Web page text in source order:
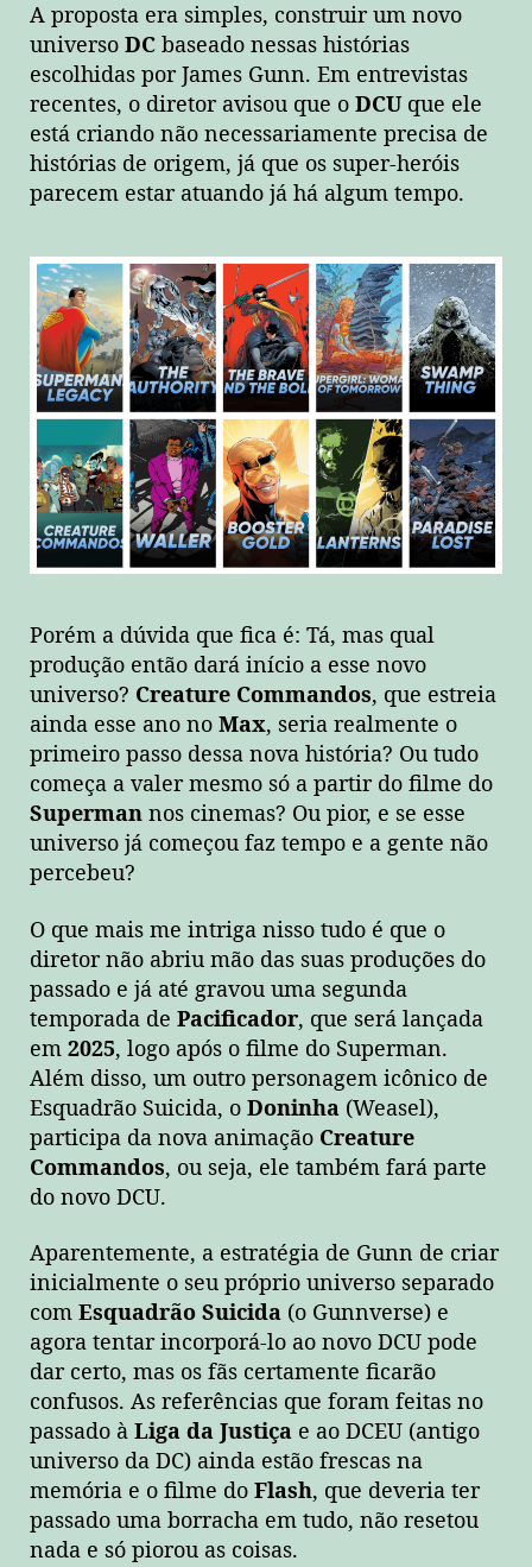
A proposta era simples, construir um novo
universo DC baseado nessas histórias
escolhidas por James Gunn. Em entrevistas
recentes, o diretor avisou que o DCUque ele
está criando não necessariamente precisa de
histórias de origem, já que os super-heróis
parecem estar atuando já há algum tempo.
Porém a dúvida que fica é: Tá, mas qual
produção então dará início a esse novo
universo? Creature Commandos, que estreia
ainda esse ano no Max, seria realmente o
primeiro passo dessa nova história? Ou tudo
começa a valer mesmo só a partir do filme do
Superman nos cinemas? Ou pior, e se esse
universo já começou faz tempo e a gente não
percebeu?
O que mais me intriga nisso tudo é que o
diretor não abriu mão das suas produções do
passado e já até gravou uma segunda
temporada de Pacificador, que será lançada
em 2025, logo após o filme do Superman.
Além disso, um outro personagem icônico de
Esquadrão Suicida, o Doninha (Weasel),
participa da nova animação Creature
Commandos, ou seja, ele também fará parte
do novo DCU.
Aparentemente, a estratégia de Gunn de criar
inicialmente o seu próprio universo separado
com Esquadrão Suicida (o Gunnverse) e
agora tentar incorporá-lo ao novo DCU pode
dar certo, mas os fãs certamente ficarão
confusos. As referências que foram feitas no
passado à Liga da Justiça e ao DCEU (antigo
universo da DC) ainda estão frescas na
memória e o filme do Flash, que deveria ter
passado uma borracha em tudo, não resetou
nada e só piorou as coisas.